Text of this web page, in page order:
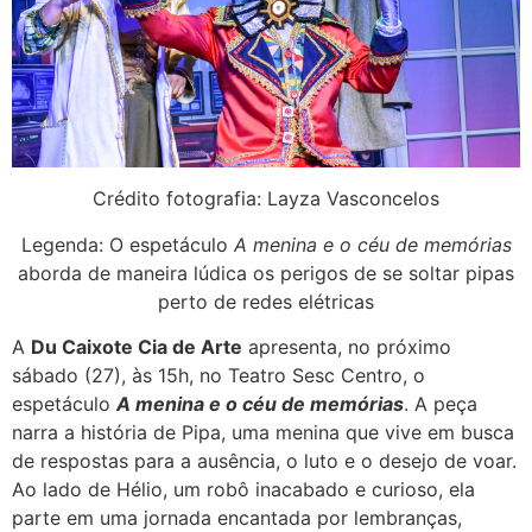
Crédito fotografia: Layza Vasconcelos
Legenda: O espetáculo A menina e o céu de memórias
aborda de maneira lúdica os perigos de se soltar pipas
perto de redes elétricas
A Du Caixote Cia de Arte apresenta, no próximo
sábado (27), às 15h, no Teatro Sesc Centro, o
espetáculo A menina e o céu de memórias. A peça
narra a história de Pipa, uma menina que vive em busca
de respostas para a ausência, o luto e o desejo de voar.
Ao lado de Hélio, um robô inacabado e curioso, ela
parte em uma jornada encantada por lembranças,